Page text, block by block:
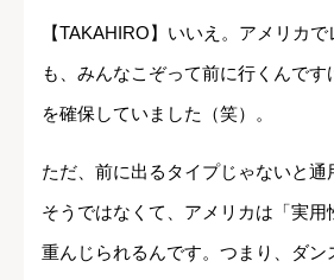
【TAKAHIRO】いいえ。アメリカ
も、みんなこぞって前に行くんです
を確保していました（笑）。
ただ、前に出るタイプじゃないと通
そうではなくて、アメリカは「実
重んじられるんです。つまり、ダン